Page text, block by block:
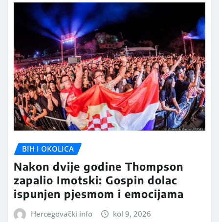
BIH I OKOLICA
Nakon dvije godine Thompson
zapalio Imotski: Gospin dolac
ispunjen pjesmom i emocijama
Hercegovački info kol 9, 2026